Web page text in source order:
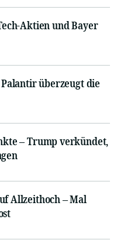
Aktien und Bayer
überzeugt die
– Trump verkündet,
Allzeithoch – Mal